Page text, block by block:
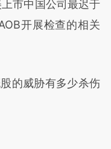
市中国公司最迟于
开展检查的相关
的威胁有多少杀伤